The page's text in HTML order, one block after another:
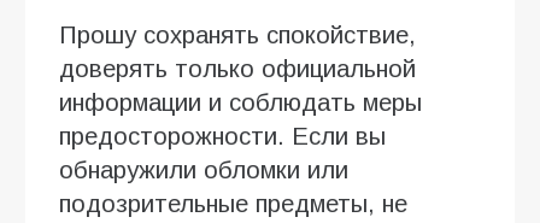
Прошу сохранять спокойствие,
доверять только официальной
информации и соблюдать меры
предосторожности. Если вы
обнаружили обломки или
подозрительные предметы, не